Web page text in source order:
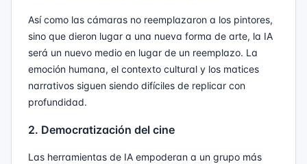
Así como las cámaras no reemplazaron a los pintores,
sino que dieron lugar a una nueva forma de arte, la IA
será un nuevo medio en lugar de un reemplazo. La
emoción humana, el contexto cultural y los matices
narrativos siguen siendo difíciles de replicar con
profundidad.
2. Democratización del cine
Las herramientas de IA empoderan a un grupo más